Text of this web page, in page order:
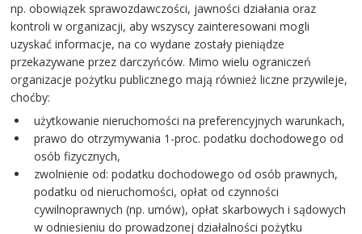
np. obowiązek sprawozdawczości, jawności działania oraz
kontroli w organizacji, aby wszyscy zainteresowani mogli
uzyskać informacje, na co wydane zostały pieniądze
przekazywane przez darczyńców. Mimo wielu ograniczeń
organizacje pożytku publicznego mają również liczne przywileje,
choćby:
użytkowanie nieruchomości na preferencyjnych warunkach,
prawo do otrzymywania 1-proc. podatku dochodowego od
osób fizycznych,
zwolnienie od: podatku dochodowego od osób prawnych,
podatku od nieruchomości, opłat od czynności
cywilnoprawnych (np. umów), opłat skarbowych i sądowych
w odniesieniu do prowadzonej działalności pożytku